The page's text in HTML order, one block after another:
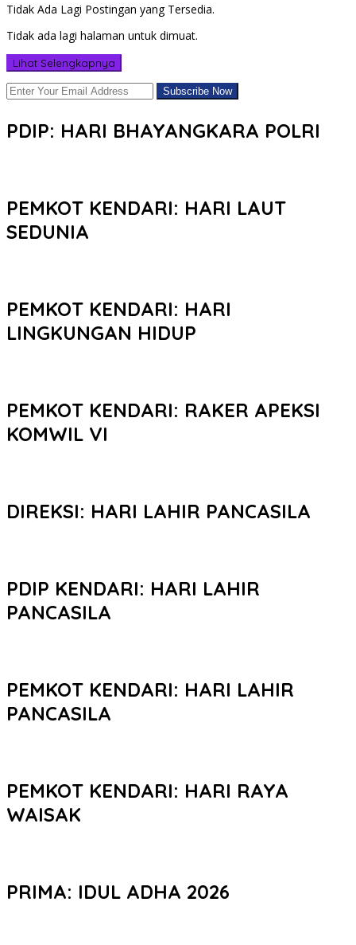
Tidak Ada Lagi Postingan yang Tersedia.
Tidak ada lagi halaman untuk dimuat.
Lihat Selengkapnya
PDIP: HARI BHAYANGKARA POLRI
PEMKOT KENDARI: HARI LAUT
SEDUNIA
PEMKOT KENDARI: HARI
LINGKUNGAN HIDUP
PEMKOT KENDARI: RAKER APEKSI
KOMWIL VI
DIREKSI: HARI LAHIR PANCASILA
PDIP KENDARI: HARI LAHIR
PANCASILA
PEMKOT KENDARI: HARI LAHIR
PANCASILA
PEMKOT KENDARI: HARI RAYA
WAISAK
PRIMA: IDUL ADHA 2026